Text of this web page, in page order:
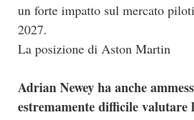
un forte impatto sul mercato
2027.
La posizione di Aston Martin
Adrian Newey ha anche
estremamente difficile valutare